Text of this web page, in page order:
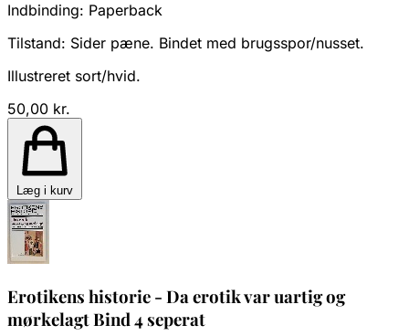
Indbinding: Paperback
Tilstand: Sider pæne. Bindet med brugsspor/nusset.
Illustreret sort/hvid.
50,00 kr.
Læg i kurv
Erotikens historie - Da erotik var uartig og
mørkelagt Bind 4 seperat